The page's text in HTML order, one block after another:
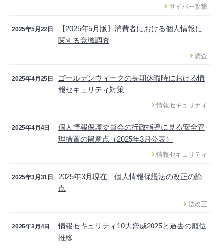
サイバー攻撃
2025年5月22日
【2025年5月版】消費者における個人情報に
関する意識調査
調査
2025年4月25日
ゴールデンウィークの長期休暇時における情
報セキュリティ対策
情報セキュリティ
2025年4月4日
個人情報保護委員会の行政指導に見る安全管
理措置の留意点（2025年3月公表）
情報セキュリティ
2025年3月31日
2025年3月現在 個人情報保護法の改正の論
点
法改正
2025年3月4日
情報セキュリティ10大脅威2025と過去の順位
推移